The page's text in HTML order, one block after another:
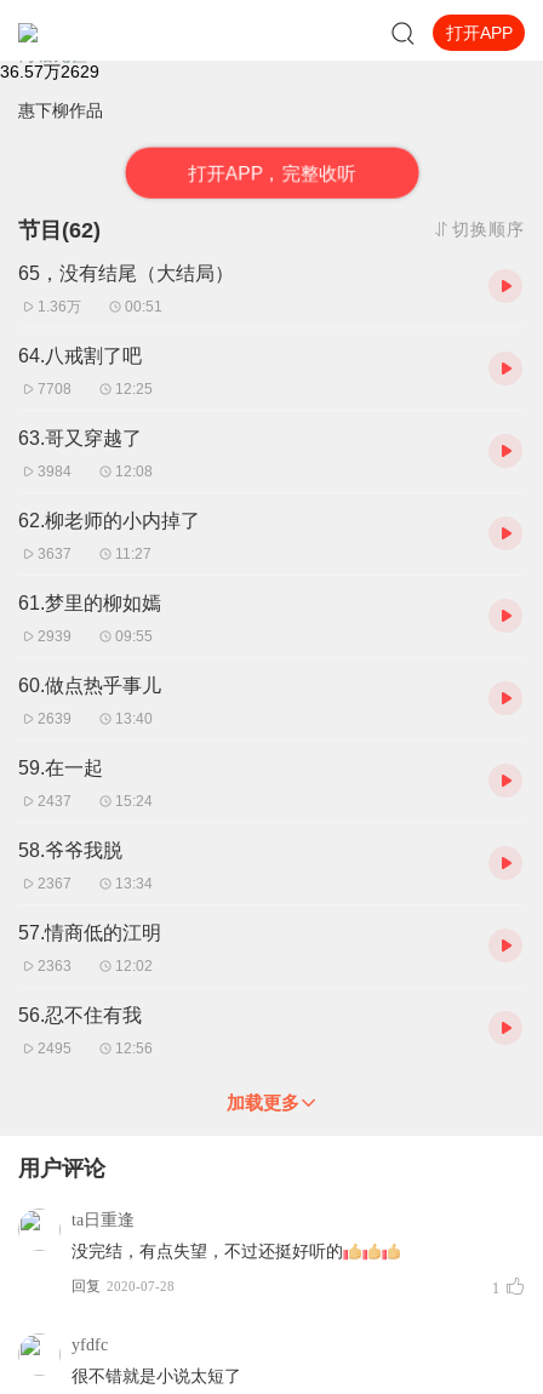
打开APP
最强无敌升级系统
36.57万2629
惠下柳作品
打开APP，完整收听
节目(62) 切换顺序
65，没有结尾（大结局）
1.36万 00:51
64.八戒割了吧
7708 12:25
63.哥又穿越了
3984 12:08
62.柳老师的小内掉了
3637 11:27
61.梦里的柳如嫣
2939 09:55
60.做点热乎事儿
2639 13:40
59.在一起
2437 15:24
58.爷爷我脱
2367 13:34
57.情商低的江明
2363 12:02
56.忍不住有我
2495 12:56
加载更多
用户评论
ta日重逢
没完结，有点失望，不过还挺好听的
回复 2020-07-28 1
yfdfc
很不错就是小说太短了